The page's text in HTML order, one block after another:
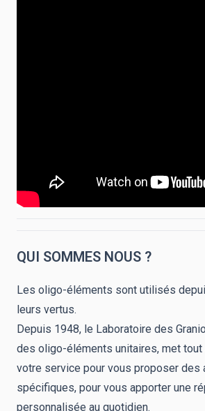
QUI SOMMES NOUS ?
Les oligo-éléments sont utilisés
leurs vertus.
Depuis 1948, le Laboratoire des
des oligo-éléments unitaires, met
votre service pour vous proposer des
spécifiques, pour vous apporter une
personnalisée au quotidien.